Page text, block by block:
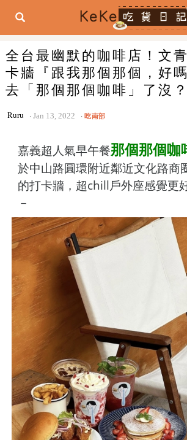
全台最幽默的咖啡店！文
卡牆『跟我那個那個，好
去「那個那個咖啡」了沒？
Ruru Jan 13, 2022 吃南部
嘉義超人氣早午餐那個那個咖
於中山路圓環附近鄰近文化路商
的打卡牆，超chill戶外座感覺更
－